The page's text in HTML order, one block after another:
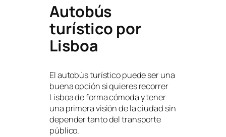
Autobús
turístico por
Lisboa
El autobús turístico puede ser una
buena opción si quieres recorrer
Lisboa de forma cómoda y tener
una primera visión de la ciudad sin
depender tanto del transporte
público.